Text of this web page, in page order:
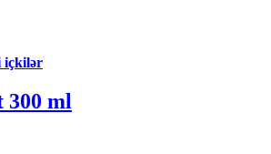
içkilər
300 ml